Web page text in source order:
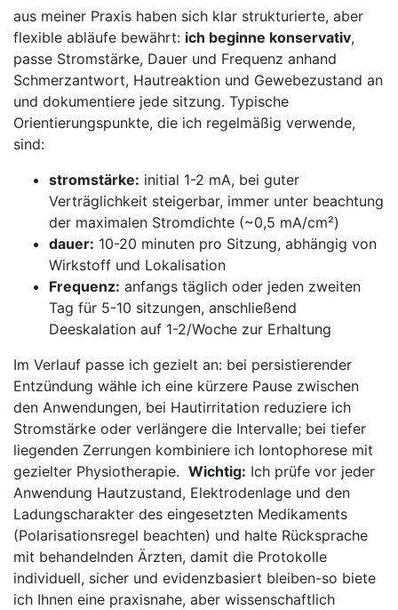
aus meiner Praxis haben sich klar strukturierte, aber
flexible abläufe ‌bewährt: ich ‌beginne konservativ,‍
passe Stromstärke, Dauer‍ und Frequenz anhand
Schmerzantwort,⁣ Hautreaktion und Gewebezustand an
und‌ dokumentiere jede ⁣sitzung. Typische
Orientierungspunkte, die ich regelmäßig verwende,
sind:
stromstärke: initial ‌1-2 mA, bei guter
Verträglichkeit steigerbar, immer‍ unter beachtung
⁤der maximalen Stromdichte (~0,5 ‍mA/cm²)
dauer: ‍10-20 minuten pro Sitzung, abhängig von
Wirkstoff⁤ und Lokalisation
Frequenz: ‍anfangs ​täglich oder jeden zweiten
Tag für 5-10 sitzungen, anschließend
Deeskalation‍ auf 1-2/Woche​ zur Erhaltung
Im Verlauf passe ich⁢ gezielt an: bei persistierender
Entzündung wähle ich eine kürzere ‍Pause zwischen
den​ Anwendungen,⁣ bei‌ Hautirritation reduziere ​ich
Stromstärke oder ⁤verlängere die Intervalle; bei tiefer
liegenden Zerrungen kombiniere ich‌ Iontophorese mit
gezielter⁤ Physiotherapie. ​ Wichtig: Ich‍ prüfe vor jeder​
Anwendung ‍Hautzustand, Elektrodenlage und den
Ladungscharakter des⁣ eingesetzten⁣ Medikaments
(Polarisationsregel beachten) und halte ⁤Rücksprache
mit⁤ behandelnden Ärzten, damit die Protokolle
individuell, sicher und evidenzbasiert bleiben-so biete
ich Ihnen⁣ eine⁤ praxisnahe, aber wissenschaftlich⁤